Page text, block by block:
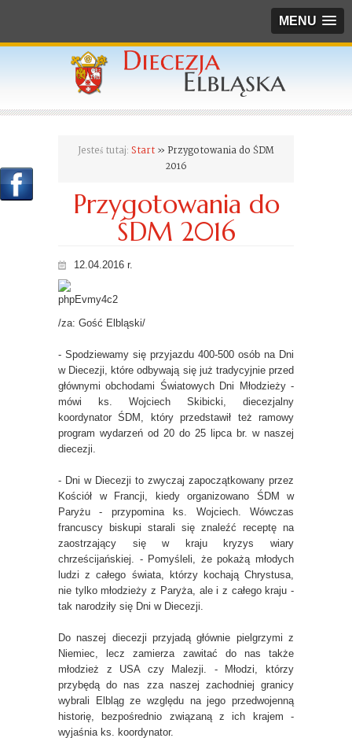
MENU
Jesteś tutaj: Start » Przygotowania do ŚDM
2016
Przygotowania do
ŚDM 2016
12.04.2016 r.
/za: Gość Elbląski/
- Spodziewamy się przyjazdu 400-500 osób na Dni
w Diecezji, które odbywają się już tradycyjnie przed
głównymi obchodami Światowych Dni Młodzieży -
mówi ks. Wojciech Skibicki, diecezjalny
koordynator ŚDM, który przedstawił też ramowy
program wydarzeń od 20 do 25 lipca br. w naszej
diecezji.
- Dni w Diecezji to zwyczaj zapoczątkowany przez
Kościół w Francji, kiedy organizowano ŚDM w
Paryżu - przypomina ks. Wojciech. Wówczas
francuscy biskupi starali się znaleźć receptę na
zaostrzający się w kraju kryzys wiary
chrześcijańskiej. - Pomyśleli, że pokażą młodych
ludzi z całego świata, którzy kochają Chrystusa,
nie tylko młodzieży z Paryża, ale i z całego kraju -
tak narodziły się Dni w Diecezji.
Do naszej diecezji przyjadą głównie pielgrzymi z
Niemiec, lecz zamierza zawitać do nas także
młodzież z USA czy Malezji. - Młodzi, którzy
przybędą do nas zza naszej zachodniej granicy
wybrali Elbląg ze względu na jego przedwojenną
historię, bezpośrednio związaną z ich krajem -
wyjaśnia ks. koordynator.